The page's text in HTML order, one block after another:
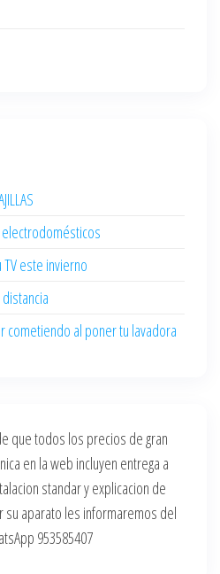
electrodomésticos
este invierno
al poner tu lavadora
que todos los precios de gran
en la web incluyen entrega a
standar y explicacion de
aparato les informaremos del
953585407